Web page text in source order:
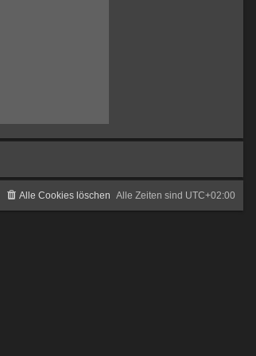
Alle Zeiten sind UTC+02:00
Alle Cookies löschen